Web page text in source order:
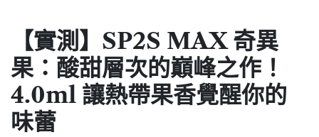
【實測】SP2S MAX 奇異
果：酸甜層次的巔峰之作！
4.0ml 讓熱帶果香覺醒你的
味蕾